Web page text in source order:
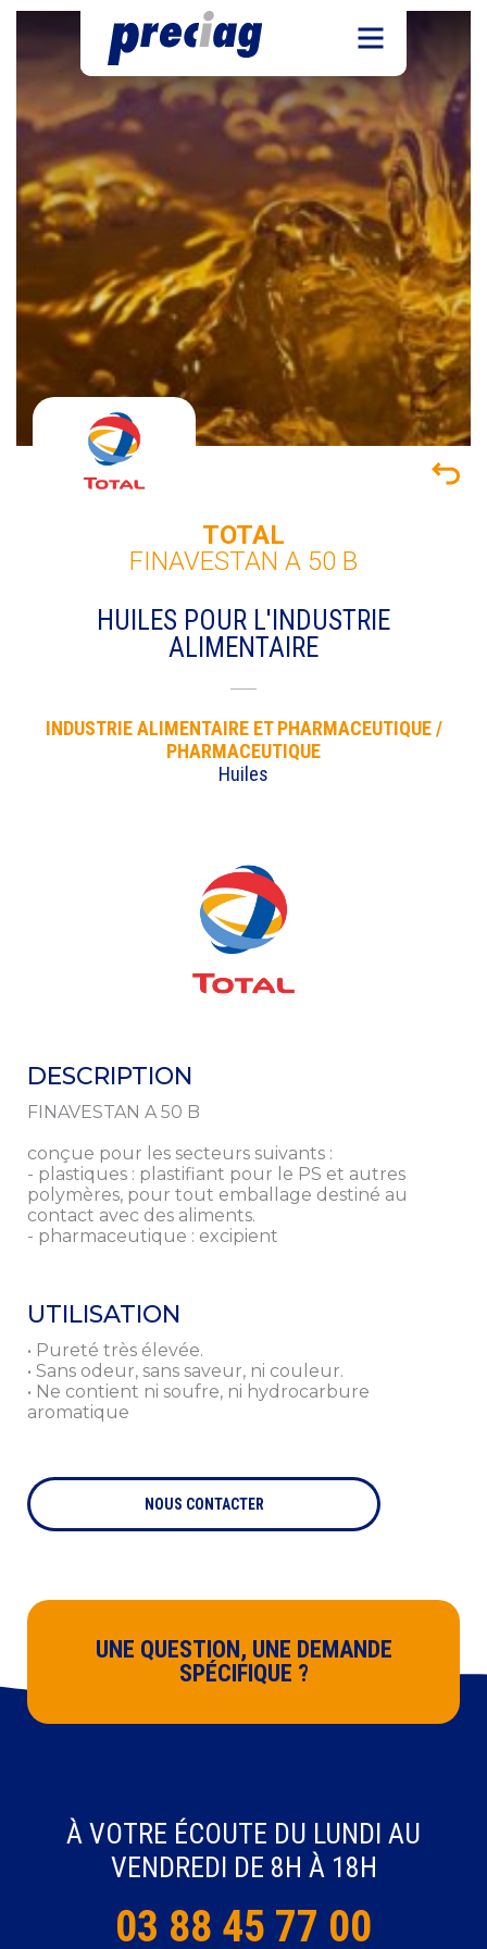
TOTAL
FINAVESTAN A 50 B
HUILES POUR L'INDUSTRIE
ALIMENTAIRE
INDUSTRIE ALIMENTAIRE ET PHARMACEUTIQUE /
PHARMACEUTIQUE
Huiles
DESCRIPTION
FINAVESTAN A 50 B
conçue pour les secteurs suivants :
- plastiques : plastifiant pour le PS et autres
polymères, pour tout emballage destiné au
contact avec des aliments.
- pharmaceutique : excipient
UTILISATION
• Pureté très élevée.
• Sans odeur, sans saveur, ni couleur.
• Ne contient ni soufre, ni hydrocarbure
aromatique
NOUS CONTACTER
UNE QUESTION, UNE DEMANDE
SPÉCIFIQUE ?
À VOTRE ÉCOUTE DU LUNDI AU
VENDREDI DE 8H À 18H
03 88 45 77 00
Remplissez ce formulaire pour recevoir le
document
Téléphone
*
Société
commerciale qui découle de cette demande d’information.
Preciag ne transmettra vos coordonnées à aucun tiers.
Vous pouvez vous désinscrire à tout moment en nous
contactant à cette adresse mail
contact[at]preciag[dot]com